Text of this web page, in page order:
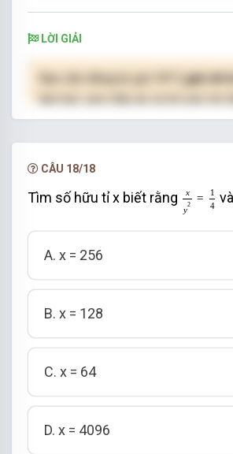
LỜI GIẢI
( giá chỉ
làm bài, xem đáp án và lời giải chi
hạn.
CÂU 18/18
Tìm số hữu tỉ x biết rằng
x
y
2 =
1
4
x = 4
và
A. x = 256
B. x = 128
C. x = 64
D. x = 4096